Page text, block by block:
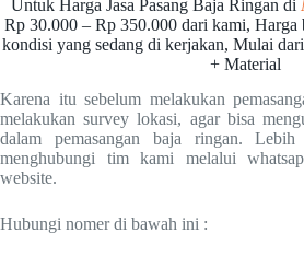
Untuk Harga Jasa Pasang Baja Ringan di
Rp 30.000 – Rp 350.000 dari kami, Harga
kondisi yang sedang di kerjakan, Mulai dari
+ Material
Karena itu sebelum melakukan
melakukan survey lokasi, agar bisa
dalam pemasangan baja ringan.
menghubungi tim kami melalui
website.
Hubungi nomer di bawah ini :